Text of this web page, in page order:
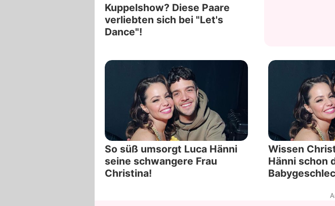
Kuppelshow? Diese Paare
verliebten sich bei "Let's
Dance"!
So süß umsorgt Luca Hänni
seine schwangere Frau
Christina!
Wissen
Hänni schon